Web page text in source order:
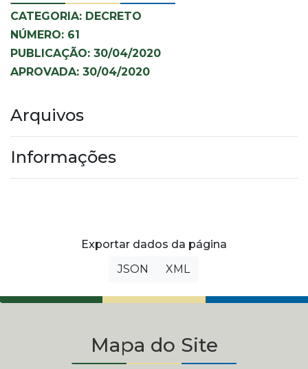
CATEGORIA: DECRETO
NÚMERO: 61
PUBLICAÇÃO: 30/04/2020
APROVADA: 30/04/2020
Arquivos
Informações
Exportar dados da página
JSON
XML
Mapa do Site